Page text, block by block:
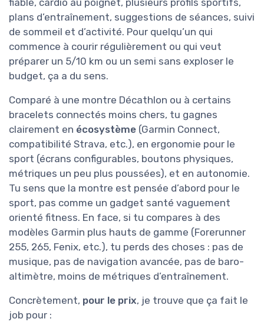
plans d’entraînement, suggestions de séances, suivi
de sommeil et d’activité. Pour quelqu’un qui
commence à courir régulièrement ou qui veut
préparer un 5/10 km ou un semi sans exploser le
budget, ça a du sens.
Comparé à une montre Décathlon ou à certains
bracelets connectés moins chers, tu gagnes
clairement en écosystème (Garmin Connect,
compatibilité Strava, etc.), en ergonomie pour le
sport (écrans configurables, boutons physiques,
métriques un peu plus poussées), et en autonomie.
Tu sens que la montre est pensée d’abord pour le
sport, pas comme un gadget santé vaguement
orienté fitness. En face, si tu compares à des
modèles Garmin plus hauts de gamme (Forerunner
255, 265, Fenix, etc.), tu perds des choses : pas de
musique, pas de navigation avancée, pas de baro-
altimètre, moins de métriques d’entraînement.
Concrètement, pour le prix, je trouve que ça fait le
job pour :